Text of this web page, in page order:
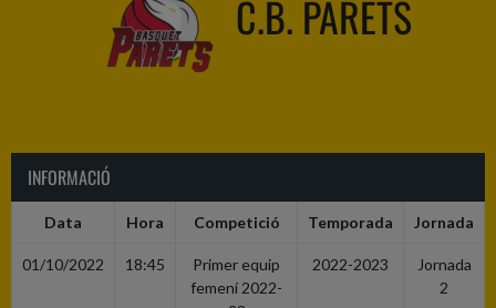
C.B. PARETS
INFORMACIÓ
Data Hora Competició Temporada Jornada
01/10/2022 18:45
Primer equip
femení 2022-
2022-2023
Jornada
2